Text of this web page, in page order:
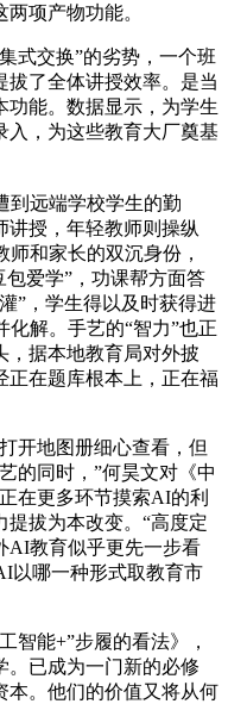
项产物功能。
交换”的劣势，一个班
拔了全体讲授效率。是当
功能。数据显示，为学生
入，为这些教育大厂奠基
远端学校学生的勤
讲授，年轻教师则操纵
和家长的双沉身份，
包爱学”，功课帮方面答
”，学生得以及时获得进
解。手艺的“智力”也正
，据本地教育局对外披
正在题库根本上，正在福
地图册细心查看，但
的同时，”何昊文对《中
在更多环节摸索AI的利
提拔为本改变。“高度定
AI教育似乎更先一步看
以哪一种形式取教育市
能+”步履的看法》，
。已成为一门新的必修
本。他们的价值又将从何